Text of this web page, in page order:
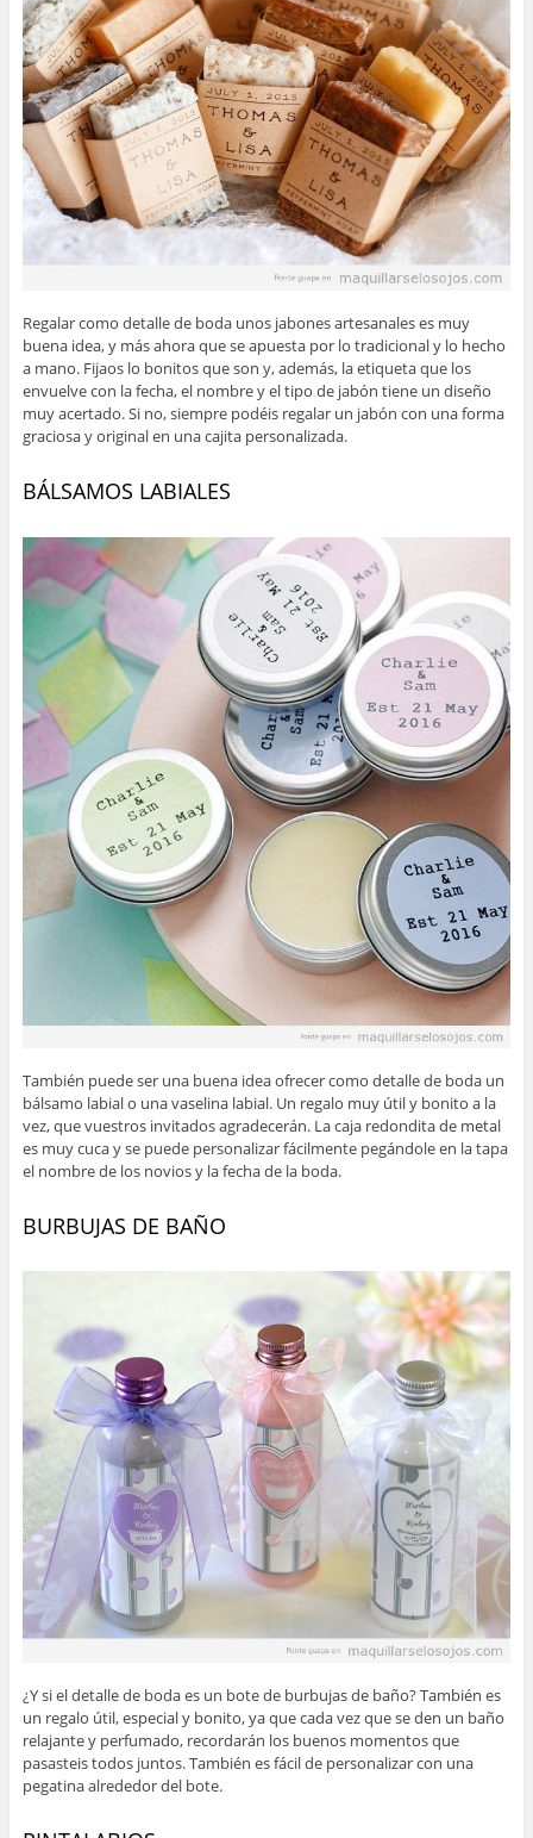
Regalar como detalle de boda unos jabones artesanales es muy
buena idea, y más ahora que se apuesta por lo tradicional y lo hecho
a mano. Fijaos lo bonitos que son y, además, la etiqueta que los
envuelve con la fecha, el nombre y el tipo de jabón tiene un diseño
muy acertado. Si no, siempre podéis regalar un jabón con una forma
graciosa y original en una cajita personalizada.
BÁLSAMOS LABIALES
También puede ser una buena idea ofrecer como detalle de boda un
bálsamo labial o una vaselina labial. Un regalo muy útil y bonito a la
vez, que vuestros invitados agradecerán. La caja redondita de metal
es muy cuca y se puede personalizar fácilmente pegándole en la tapa
el nombre de los novios y la fecha de la boda.
BURBUJAS DE BAÑO
¿Y si el detalle de boda es un bote de burbujas de baño? También es
un regalo útil, especial y bonito, ya que cada vez que se den un baño
relajante y perfumado, recordarán los buenos momentos que
pasasteis todos juntos. También es fácil de personalizar con una
pegatina alrededor del bote.